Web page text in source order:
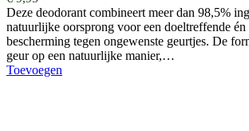
Deze deodorant combineert meer dan 98,5%
natuurlijke oorsprong voor een doeltreffende
bescherming tegen ongewenste geurtjes. De
geur op een natuurlijke manier,…
Toevoegen